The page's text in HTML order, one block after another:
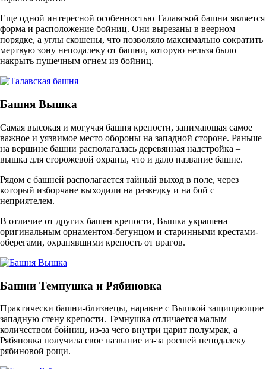
Еще одной интересной особенностью Талавской башни является
форма и расположение бойниц. Они вырезаны в веерном
порядке, а углы скошены, что позволяло максимально сократить
мертвую зону неподалеку от башни, которую нельзя было
накрыть пушечным огнем из бойниц.
Башня Вышка
Самая высокая и могучая башня крепости, занимающая самое
важное и уязвимое место обороны на западной стороне. Раньше
на вершине башни располагалась деревянная надстройка –
вышка для сторожевой охраны, что и дало название башне.
Рядом с башней располагается тайный выход в поле, через
который изборчане выходили на разведку и на бой с
неприятелем.
В отличие от других башен крепости, Вышка украшена
оригинальным орнаментом-бегунцом и старинными крестами-
оберегами, охранявшими крепость от врагов.
Башни Темнушка и Рябиновка
Практически башни-близнецы, наравне с Вышкой защищающие
западную стену крепости. Темнушка отличается малым
количеством бойниц, из-за чего внутри царит полумрак, а
Рябяновка получила свое название из-за росшей неподалеку
рябиновой рощи.